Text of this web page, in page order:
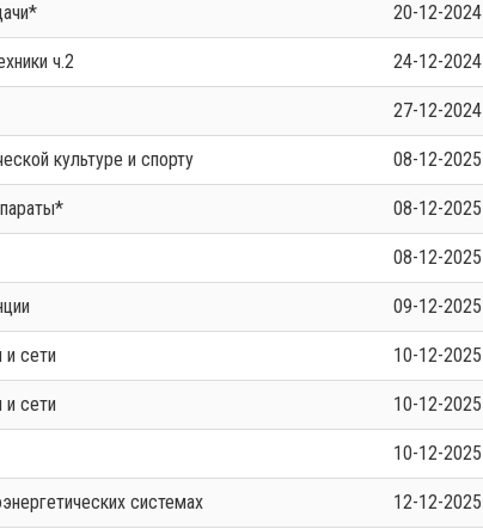
20-12-2024
ч.2 24-12-2024
27-12-2024
культуре и спорту 08-12-2025
08-12-2025
08-12-2025
09-12-2025
и сети 10-12-2025
и сети 10-12-2025
10-12-2025
системах 12-12-2025